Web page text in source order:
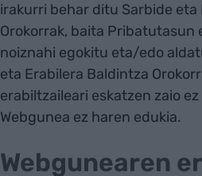
irakurri behar ditu Sarbide eta
Orokorrak, baita Pribatutasun
noiznahi egokitu eta/edo
eta Erabilera Baldintza
erabiltzaileari eskatzen zaio
Webgunea ez haren edukia.
Webgunearen